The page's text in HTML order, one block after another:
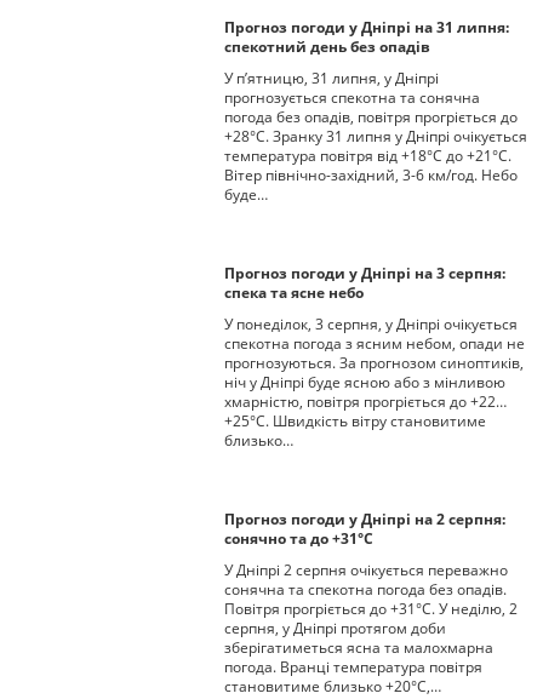
Прогноз погоди у Дніпрі на 31 липня:
спекотний день без опадів
У п’ятницю, 31 липня, у Дніпрі
прогнозується спекотна та сонячна
погода без опадів, повітря прогріється до
+28°С. Зранку 31 липня у Дніпрі очікується
температура повітря від +18°С до +21°С.
Вітер північно-західний, 3-6 км/год. Небо
буде…
Прогноз погоди у Дніпрі на 3 серпня:
спека та ясне небо
У понеділок, 3 серпня, у Дніпрі очікується
спекотна погода з ясним небом, опади не
прогнозуються. За прогнозом синоптиків,
ніч у Дніпрі буде ясною або з мінливою
хмарністю, повітря прогріється до +22…
+25°С. Швидкість вітру становитиме
близько…
Прогноз погоди у Дніпрі на 2 серпня:
сонячно та до +31°С
У Дніпрі 2 серпня очікується переважно
сонячна та спекотна погода без опадів.
Повітря прогріється до +31°С. У неділю, 2
серпня, у Дніпрі протягом доби
зберігатиметься ясна та малохмарна
погода. Вранці температура повітря
становитиме близько +20°С,…